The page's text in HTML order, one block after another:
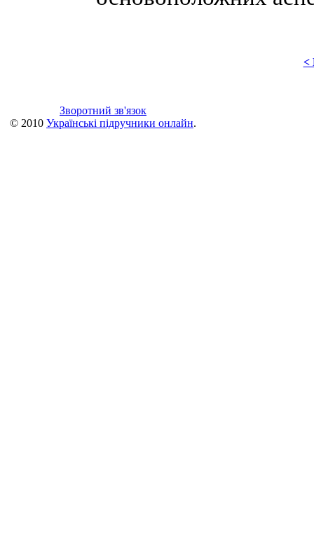
<
Зворотний зв'язок
© 2010 Українські підручники онлайн.